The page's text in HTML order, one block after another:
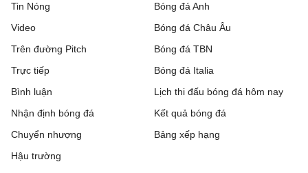
Tin Nóng
Video
Trên đường Pitch
Trực tiếp
Bóng đá Anh
Bóng đá Châu Âu
Bóng đá TBN
Bóng đá Italia
Bình luận
Nhận định bóng đá
Chuyển nhượng
Hậu trường
Lịch thi đấu bóng đá hôm nay
Kết quả bóng đá
Bảng xếp hạng